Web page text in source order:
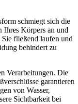
schmiegt sich die
Ihres Körpers an und
fließend laufen und
behindert zu
Verarbeitungen. Die
garantieren
von Wasser,
Sichtbarkeit bei